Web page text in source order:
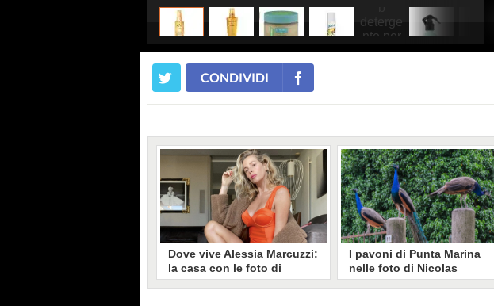
CONDIVIDI
Dove vive Alessia Marcuzzi:
la casa con le foto di
Marilyn Monroe e una
I pavoni di Punta Marina
nelle foto di Nicolas
Brunetti: "La convivenza è